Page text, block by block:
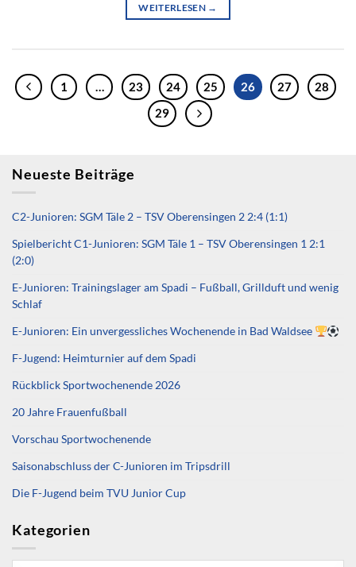
WEITERLESEN →
1 23 24 25 26 27
28
29
Neueste Beiträge
C2-Junioren: SGM Täle 2 – TSV Oberensingen 2 2:4 (1:1)
Spielbericht C1-Junioren: SGM Täle 1 – TSV Oberensingen 1 2:1
(2:0)
E-Junioren: Trainingslager am Spadi – Fußball, Grillduft und wenig
Schlaf
E-Junioren: Ein unvergessliches Wochenende in Bad Waldsee
F-Jugend: Heimturnier auf dem Spadi
Rückblick Sportwochenende 2026
20 Jahre Frauenfußball
Vorschau Sportwochenende
Saisonabschluss der C-Junioren im Tripsdrill
Die F-Jugend beim TVU Junior Cup
Kategorien